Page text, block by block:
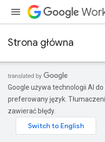
Strona główna
Google używa technologii AI
preferowany język.
zawierać błędy.